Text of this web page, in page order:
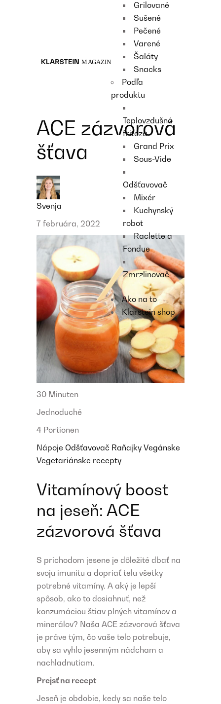
Grilované
Sušené
Pečené
Varené
Šaláty
Snacks
Podľa
produktu
Teplovzdušná
fritéza
Grand Prix
Sous-Vide
Odšťavovač
Mixér
Kuchynský
robot
Raclette a
Fondue
Zmrzlinovač
Ako na to
Klarstein shop
ACE zázvorová
šťava
Svenja
7 februára, 2022
30 Minuten
Jednoduché
4 Portionen
Nápoje Odšťavovač Raňajky Vegánske
Vegetariánske recepty
Vitamínový boost
na jeseň: ACE
zázvorová šťava
S príchodom jesene je dôležité dbať na
svoju imunitu a dopriať telu všetky
potrebné vitamíny. A aký je lepší
spôsob, ako to dosiahnuť, než
konzumáciou štiav plných vitamínov a
minerálov? Naša ACE zázvorová šťava
je práve tým, čo vaše telo potrebuje,
aby sa vyhlo jesenným nádcham a
nachladnutiam.
Prejsť na recept
Jeseň je obdobie, kedy sa naše telo